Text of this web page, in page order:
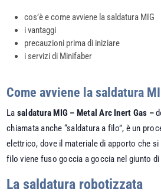
cos’è e come avviene la saldatura MIG
i vantaggi
precauzioni prima di iniziare
i servizi di Minifaber
Come avviene la saldatura
La saldatura MIG – Metal Arc Inert Gas –
chiamata anche “saldatura a filo”, è un
elettrico, dove il materiale di apporto che
filo viene fuso goccia a goccia nel giunto di
La saldatura robotizzata